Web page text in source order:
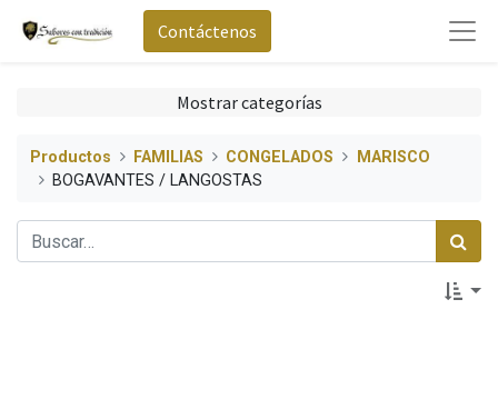
Contáctenos
Mostrar categorías
Productos FAMILIAS CONGELADOS
MARISCO
BOGAVANTES / LANGOSTAS